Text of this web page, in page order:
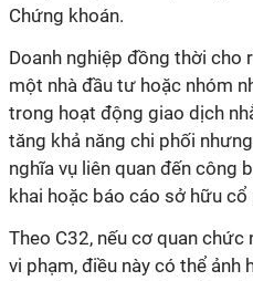
Chứng khoán.
Doanh nghiệp đồng thời cho
một nhà đầu tư hoặc nhóm
trong hoạt động giao dịch
tăng khả năng chi phối
nghĩa vụ liên quan đến công
khai hoặc báo cáo sở hữu cổ
Theo C32, nếu cơ quan chức
vi phạm, điều này có thể ảnh